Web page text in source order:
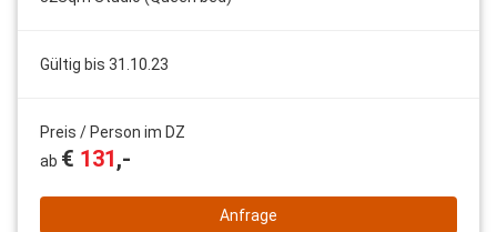
Gültig bis 31.10.23
Preis / Person im DZ
ab € 131,-
Anfrage